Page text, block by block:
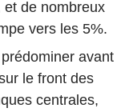
et de nombreux
vers les 5%.
avant
le front des
centrales,